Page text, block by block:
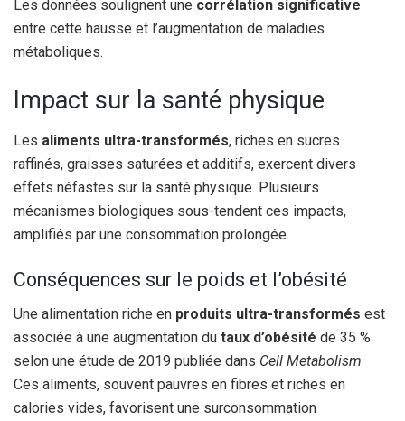
Les données soulignent une corrélation significative
entre cette hausse et l’augmentation de maladies
métaboliques.
Impact sur la santé physique
Les aliments ultra-transformés, riches en sucres
raffinés, graisses saturées et additifs, exercent divers
effets néfastes sur la santé physique. Plusieurs
mécanismes biologiques sous-tendent ces impacts,
amplifiés par une consommation prolongée.
Conséquences sur le poids et l’obésité
Une alimentation riche en produits ultra-transformés est
associée à une augmentation du taux d’obésité de 35 %
selon une étude de 2019 publiée dans Cell Metabolism.
Ces aliments, souvent pauvres en fibres et riches en
calories vides, favorisent une surconsommation